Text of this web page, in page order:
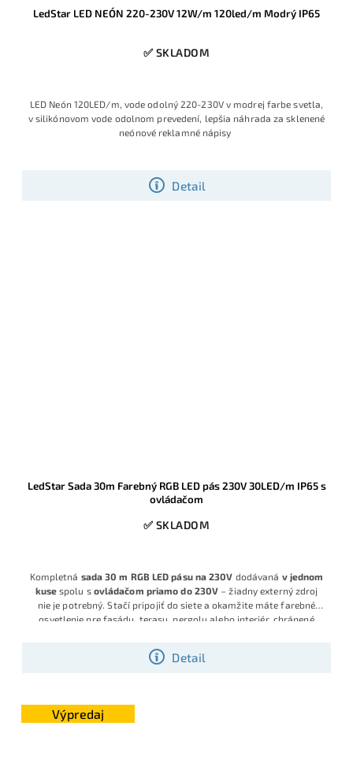
LedStar LED NEÓN 220-230V 12W/m 120led/m Modrý IP65
✅ SKLADOM
Detail
LED Neón 120LED/m, vode odolný 220-230V v modrej farbe svetla,
v silikónovom vode odolnom prevedení, lepšia náhrada za sklenené
neónové reklamné nápisy
LedStar Sada 30m Farebný RGB LED pás 230V 30LED/m IP65 s
ovládačom
✅ SKLADOM
Detail
Kompletná sada 30 m RGB LED pásu na 230V dodávaná v jednom
kusespolu s ovládačom priamo do 230V – žiadny externý zdroj
nie je potrebný. Stačí pripojiť do siete a okamžite máte farebné
osvetlenie pre fasádu, terasu, pergolu alebo interiér, chránené
Výpredaj